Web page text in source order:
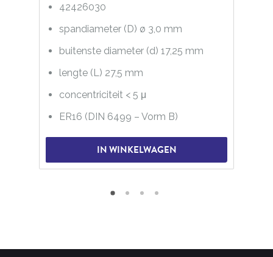
42426030
spandiameter (D) ø 3,0 mm
buitenste diameter (d) 17,25 mm
lengte (L) 27,5 mm
concentriciteit < 5 μ
ER16 (DIN 6499 – Vorm B)
IN WINKELWAGEN